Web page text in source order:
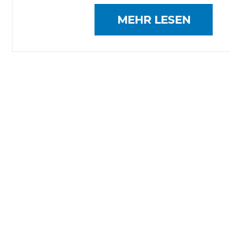
MEHR LESEN